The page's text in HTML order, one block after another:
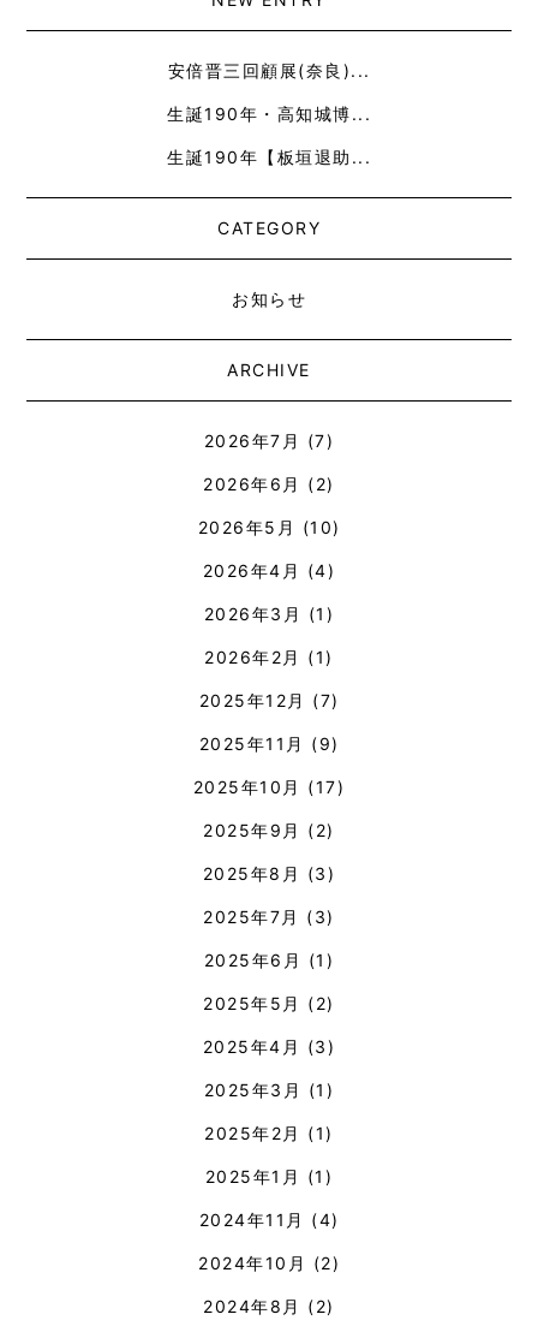
安倍晋三回顧展(奈良)...
生誕190年・高知城博...
生誕190年【板垣退助...
CATEGORY
お知らせ
ARCHIVE
2026年7月 (7)
2026年6月 (2)
2026年5月 (10)
2026年4月 (4)
2026年3月 (1)
2026年2月 (1)
2025年12月 (7)
2025年11月 (9)
2025年10月 (17)
2025年9月 (2)
2025年8月 (3)
2025年7月 (3)
2025年6月 (1)
2025年5月 (2)
2025年4月 (3)
2025年3月 (1)
2025年2月 (1)
2025年1月 (1)
2024年11月 (4)
2024年10月 (2)
2024年8月 (2)